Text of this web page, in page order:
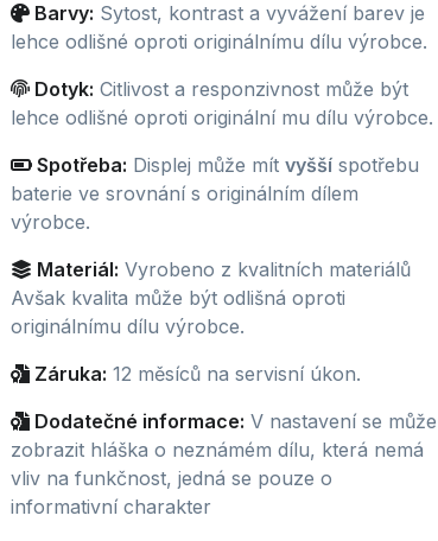
Barvy: Sytost, kontrast a vyvážení barev je
lehce odlišné oproti originálnímu dílu výrobce.
Dotyk: Citlivost a responzivnost může být
lehce odlišné oproti originální mu dílu výrobce.
Spotřeba: Displej může mít vyšší spotřebu
baterie ve srovnání s originálním dílem
výrobce.
Materiál: Vyrobeno z kvalitních materiálů
Avšak kvalita může být odlišná oproti
originálnímu dílu výrobce.
Záruka: 12 měsíců na servisní úkon.
Dodatečné informace: V nastavení se může
zobrazit hláška o neznámém dílu, která nemá
vliv na funkčnost, jedná se pouze o
informativní charakter